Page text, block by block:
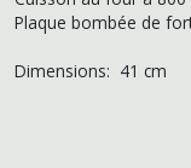
Plaque bombée de
Dimensions: 41 cm